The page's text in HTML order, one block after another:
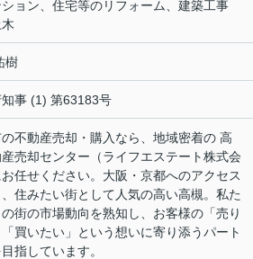
ション、住宅等のリフォーム、建築工事
樹
知事 (1) 第63183号
不動産売却・購入なら、地域密着の 高
売却センター（ライフエステート株式会
任せください。大阪・京都へのアクセス
住みたい街として人気の高い高槻。私た
街の市場動向を熟知し、お客様の「売り
買いたい」という想いに寄り添うパート
指しています。